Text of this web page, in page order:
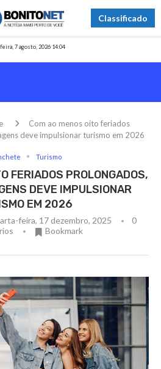
Classificado
7 agosto, 2026 14:04
Com ao menos oito feriados
deve impulsionar turismo em 2026
Turismo
FERIADOS PROLONGADOS,
DEVE IMPULSIONAR
EM 2026
feira, 17 dezembro, 2025
0
Bookmark